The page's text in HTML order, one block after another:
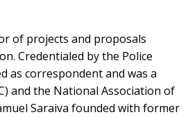
of projects and proposals
Credentialed by the Police
as correspondent and was a
and the National Association of
Saraiva founded with former